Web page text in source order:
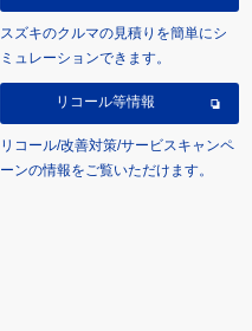
スズキのクルマの見積りを簡単にシ
ミュレーションできます。
リコール等情報
リコール/改善対策/サービスキャンペ
ーンの情報をご覧いただけます。